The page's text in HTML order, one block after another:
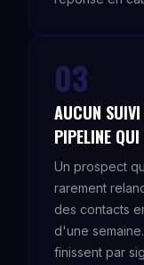
03
AUCUN
PIPELINE
Un prospect
rarement
des contacts
d'une
finissent par